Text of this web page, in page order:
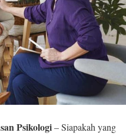
Psikologi– Siapakah yang